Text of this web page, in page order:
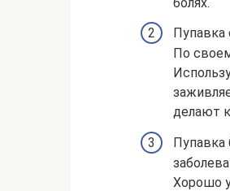
Пупавка
По
делают
Пупавка
Хорошо